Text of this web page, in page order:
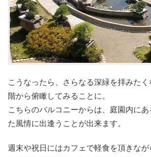
こうなったら、さらなる深緑を拝みた
階から俯瞰してみることに。
こちらのバルコニーからは、庭園内に
た風情に出逢うことが出来ます。
週末や祝日にはカフェで軽食を頂きな